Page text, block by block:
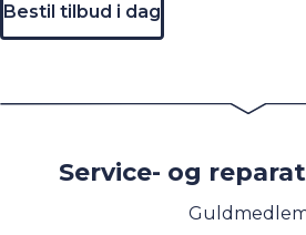
have vedligeholdt deres bil efter
således at man er sikret garanti og
ønsker man selv at bære risikoen
kun til det, man skal bruge for at
Bestil tilbud i dag
Service- og